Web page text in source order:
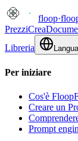
floop·
PrezziCrea
Libreria
Per iniziare
Cos'è
Creare un
Prompt